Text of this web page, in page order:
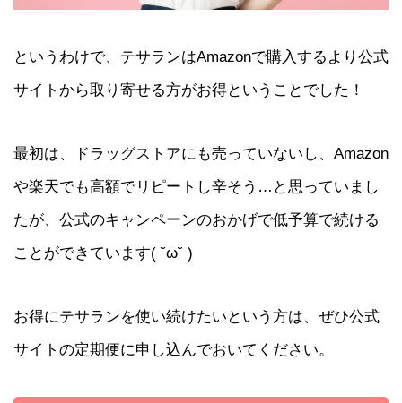
というわけで、テサランはAmazonで購入するより公式
サイトから取り寄せる方がお得ということでした！
最初は、ドラッグストアにも売っていないし、Amazon
や楽天でも高額でリピートし辛そう…と思っていまし
たが、公式のキャンペーンのおかげで低予算で続ける
ことができています( ˘ω˘ )
お得にテサランを使い続けたいという方は、ぜひ公式
サイトの定期便に申し込んでおいてください。